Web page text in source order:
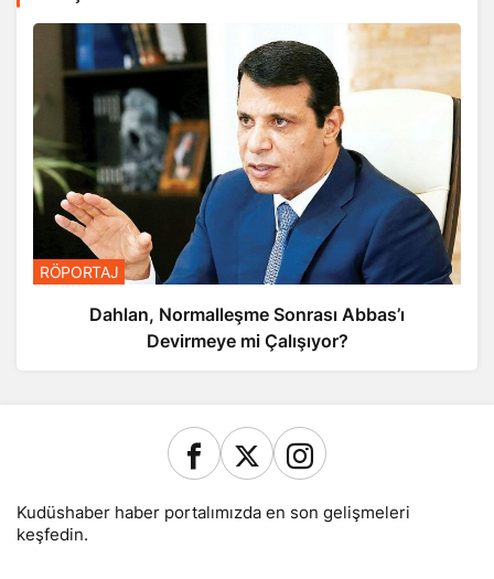
RÖPORTAJ
Dahlan, Normalleşme Sonrası Abbas’ı
Devirmeye mi Çalışıyor?
Kudüshaber haber portalımızda en son gelişmeleri
keşfedin.